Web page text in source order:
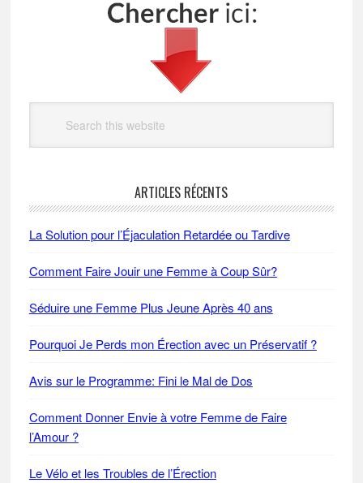
website
ARTICLES RÉCENTS
La Solution pour l’Éjaculation Retardée ou Tardive
Comment Faire Jouir une Femme à Coup Sûr?
Séduire une Femme Plus Jeune Après 40 ans
Pourquoi Je Perds mon Érection avec un Préservatif ?
Avis sur le Programme: Fini le Mal de Dos
Comment Donner Envie à votre Femme de Faire
l’Amour ?
Le Vélo et les Troubles de l’Érection